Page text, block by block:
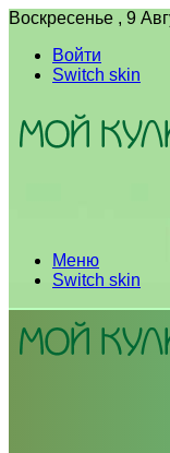
Воскресенье , 9
Войти
Switch skin
Меню
Switch skin